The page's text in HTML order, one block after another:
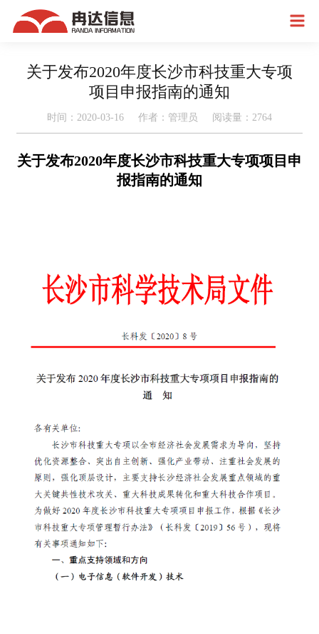
关于发布2020年度长沙市科技重大专项
项目申报指南的通知
时间：2020-03-16 作者：管理员 阅读量： 2764
关于发布2020年度长沙市科技重大专项项目申
报指南的通知